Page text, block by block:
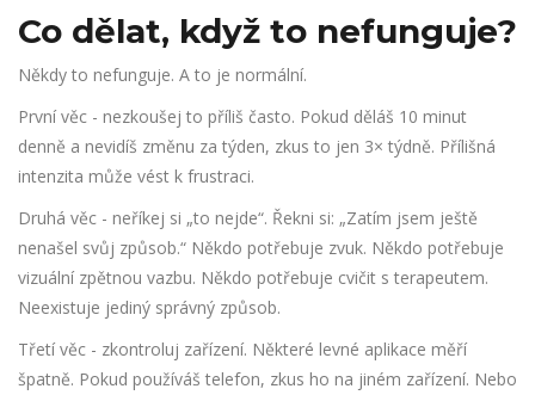
Co dělat, když to nefunguje?
Někdy to nefunguje. A to je normální.
První věc - nezkoušej to příliš často. Pokud děláš 10 minut
denně a nevidíš změnu za týden, zkus to jen 3× týdně. Přílišná
intenzita může vést k frustraci.
Druhá věc - neříkej si „to nejde“. Řekni si: „Zatím jsem ještě
nenašel svůj způsob.“ Někdo potřebuje zvuk. Někdo potřebuje
vizuální zpětnou vazbu. Někdo potřebuje cvičit s terapeutem.
Neexistuje jediný správný způsob.
Třetí věc - zkontroluj zařízení. Některé levné aplikace měří
špatně. Pokud používáš telefon, zkus ho na jiném zařízení. Nebo